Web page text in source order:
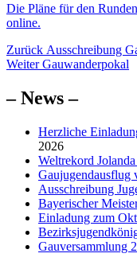
Die Pläne für den
online.
Zurück Vorheriger
Beitrag:
Ausschreibung
Weiter Nächster
Gauwanderpokal
– News –
Herzliche
2026
Weltrekord
Gaujugendausflug
Ausschreibung
Bayerischer
Einladung zum
Gauversammlung